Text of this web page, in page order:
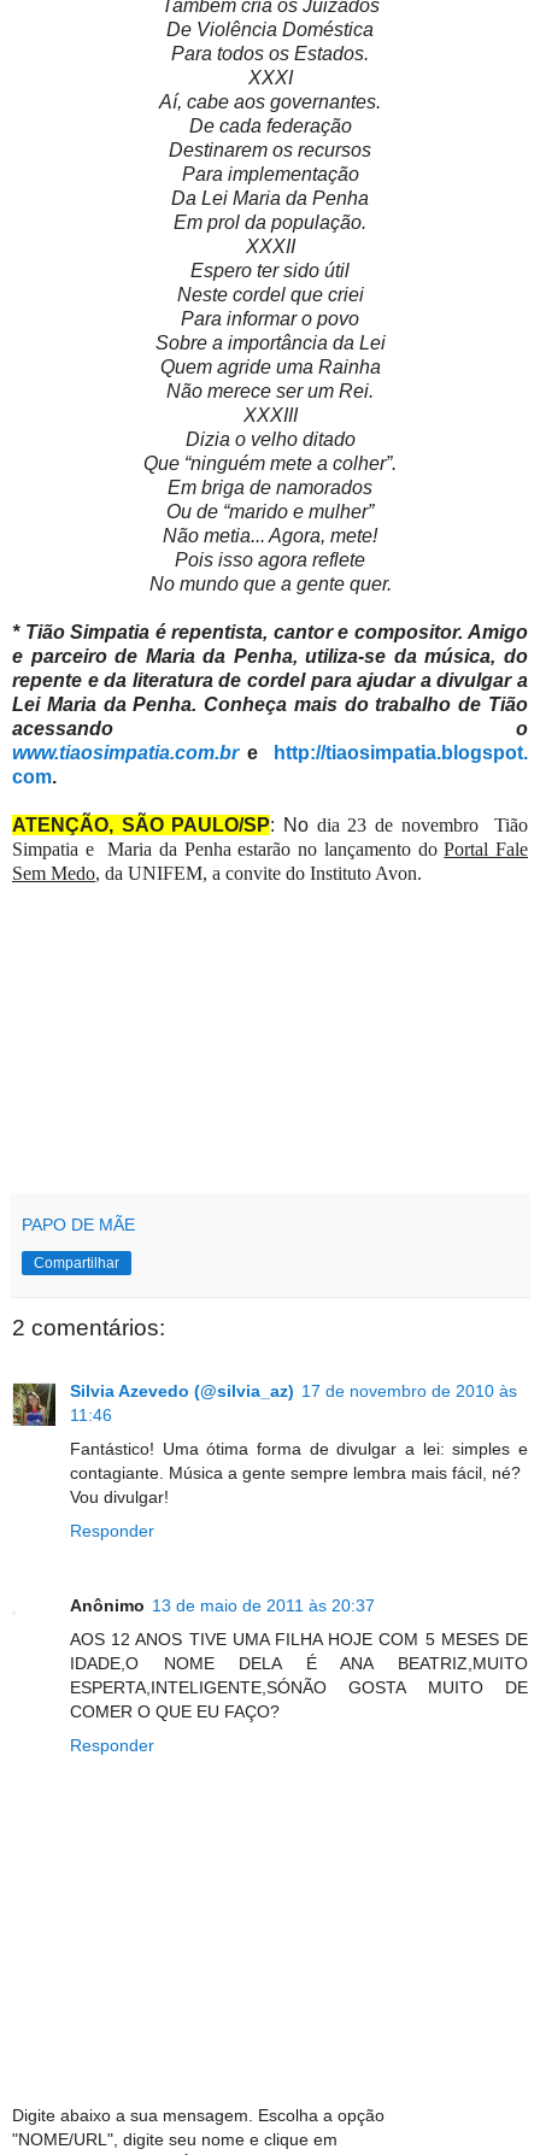
Também cria os Juizados
De Violência Doméstica
Para todos os Estados.
XXXI
Aí, cabe aos governantes.
De cada federação
Destinarem os recursos
Para implementação
Da Lei Maria da Penha
Em prol da população.
XXXII
Espero ter sido útil
Neste cordel que criei
Para informar o povo
Sobre a importância da Lei
Quem agride uma Rainha
Não merece ser um Rei.
XXXIII
Dizia o velho ditado
Que “ninguém mete a colher”.
Em briga de namorados
Ou de “marido e mulher”
Não metia... Agora, mete!
Pois isso agora reflete
No mundo que a gente quer.
* Tião Simpatia é repentista, cantor e compositor. Amigo
e parceiro de Maria da Penha, utiliza-se da música, do
repente e da literatura de cordel para ajudar a divulgar a
Lei Maria da Penha. Conheça mais do trabalho de Tião
acessando o
www.tiaosimpatia.com.bre
http://tiaosimpatia.blogspot.
com.
ATENÇÃO, SÃO PAULO/SP: No dia 23 de novembro Tião
Simpatia e Maria da Penha estarão no lançamento doPortal Fale
Sem Medo, da UNIFEM, a convite do Instituto Avon.
PAPO DE MÃE
Compartilhar
2 comentários:
Silvia Azevedo (@silvia_az) 17 de novembro de 2010 às
11:46
Fantástico! Uma ótima forma de divulgar a lei: simples e
contagiante. Música a gente sempre lembra mais fácil, né?
Vou divulgar!
Responder
Anônimo 13 de maio de 2011 às 20:37
AOS 12 ANOS TIVE UMA FILHA HOJE COM 5 MESES DE
IDADE,O NOME DELA É ANA BEATRIZ,MUITO
ESPERTA,INTELIGENTE,SÓNÃO GOSTA MUITO DE
COMER O QUE EU FAÇO?
Responder
Digite abaixo a sua mensagem. Escolha a opção
"NOME/URL", digite seu nome e clique em